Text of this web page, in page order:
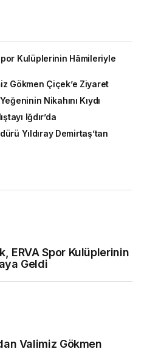
Gökmen Çiçek’e Ziyaret
Nikahını Kıydı
Iğdır’da
Yıldıray Demirtaş’tan
Geldi
Valimiz Gökmen